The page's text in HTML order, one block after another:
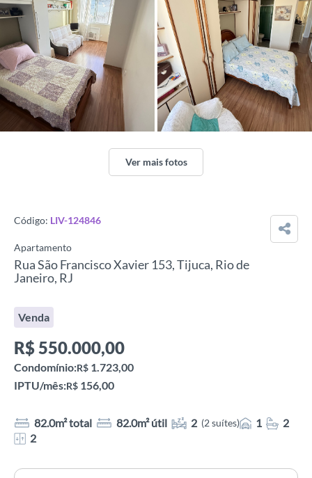
Ver mais fotos
Código: LIV-124846
Apartamento
Rua São Francisco Xavier 153, Tijuca, Rio de
Janeiro, RJ
Venda
R$550.000,00
Condomínio:R$ 1.723,00
IPTU/mês:R$ 156,00
82.0m² total 82.0m² útil 2 (2 suítes) 1
2
2